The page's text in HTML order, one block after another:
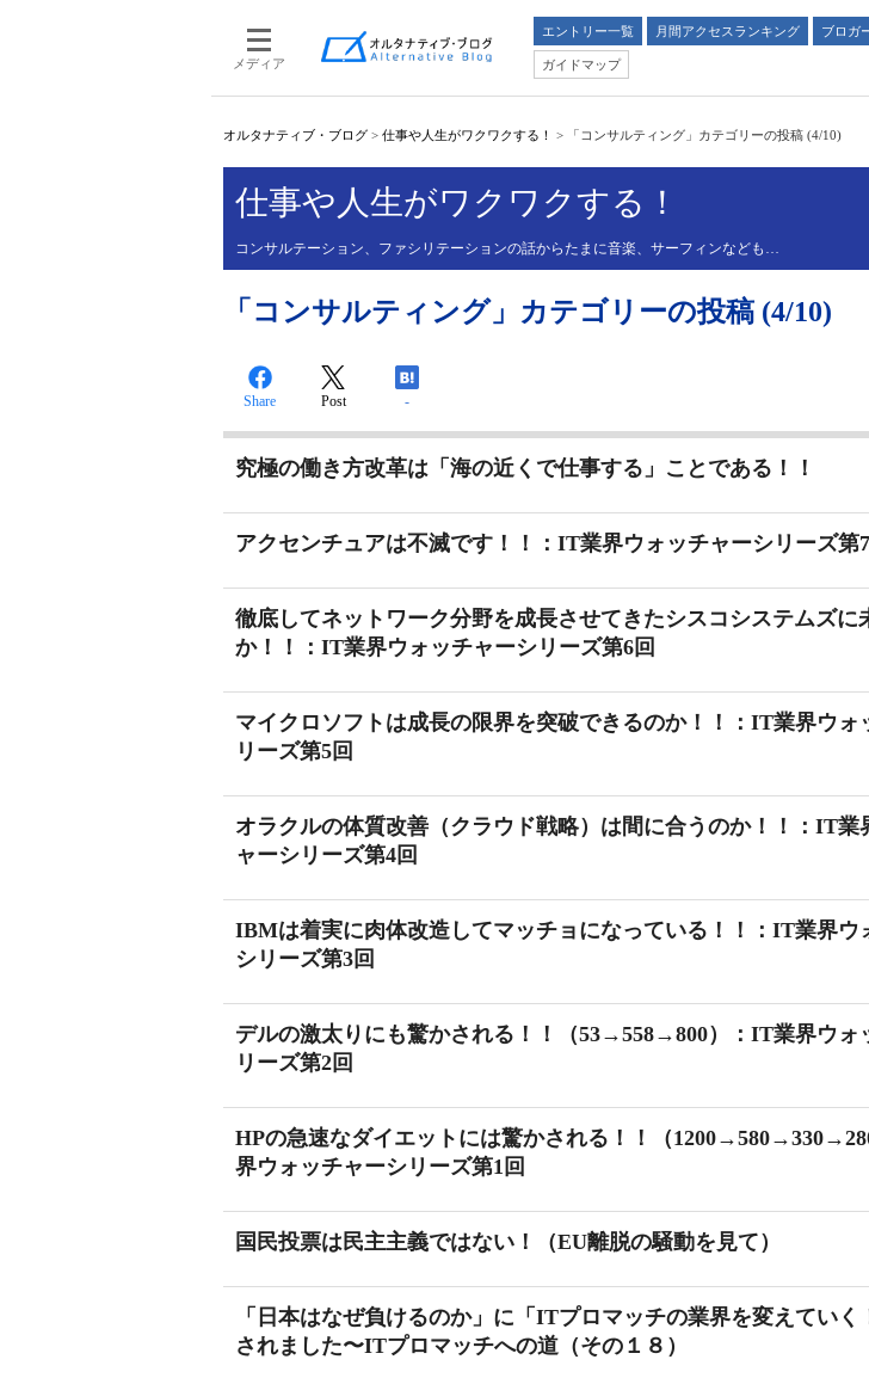
メディア
エントリー一覧 月間アクセスランキング ブロガ
ガイドマップ
オルタナティブ・ブログ > 仕事や人生がワクワクする！ > 「コンサルティング」カテゴリーの投稿 (4/10)
仕事や人生がワクワクする！
コンサルテーション、ファシリテーションの話からたまに音楽、サーフィンなども…
「コンサルティング」カテゴリーの投稿 (4/10)
Share Post -
究極の働き方改革は「海の近くで仕事する」ことである！！
アクセンチュアは不滅です！！：IT業界ウォッチャーシリーズ第
徹底してネットワーク分野を成長させてきたシスコシステムズに
か！！：IT業界ウォッチャーシリーズ第6回
マイクロソフトは成長の限界を突破できるのか！！：IT業界ウォ
リーズ第5回
オラクルの体質改善（クラウド戦略）は間に合うのか！！：IT業
ャーシリーズ第4回
IBMは着実に肉体改造してマッチョになっている！！：IT業界ウ
シリーズ第3回
デルの激太りにも驚かされる！！（53→558→800）：IT業界ウォ
リーズ第2回
HPの急速なダイエットには驚かされる！！（
界ウォッチャーシリーズ第1回
国民投票は民主主義ではない！（EU離脱の騒動を見て）
「日本はなぜ負けるのか」に「ITプロマッチの業界を変えていく
されました〜ITプロマッチへの道（その１８）